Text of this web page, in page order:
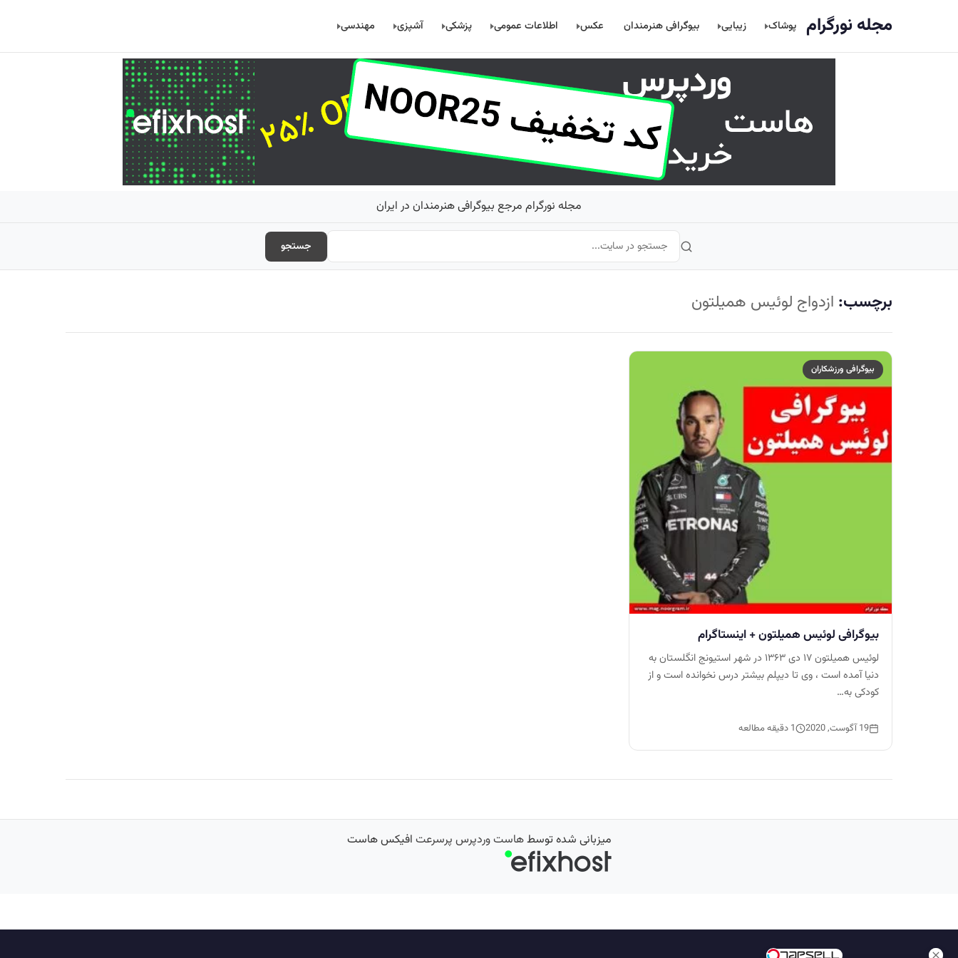
مجله نورگرام پوشاک زیبایی بیوگرافی هنرمندان عکس اطلاعات عمومی پزشکی آشپزی مهندسی
مجله نورگرام مرجع بیوگرافی هنرمندان در ایران
جستجو
برچسب: ازدواج لوئیس همیلتون
بیوگرافی ورزشکاران
بیوگرافی لوئیس همیلتون + اینستاگرام
لوئیس همیلتون ۱۷ دی ۱۳۶۳ در شهر استیونج انگلستان به
دنیا آمده است ، وی تا دیپلم بیشتر درس نخوانده است و از
کودکی به…
19 آگوست, 2020 1 دقیقه مطالعه
میزبانی شده توسطهاست وردپرس پرسرعت افیکس هاست